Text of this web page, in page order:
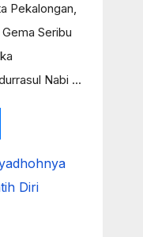
Pekalongan,
Seribu
Nabi ...